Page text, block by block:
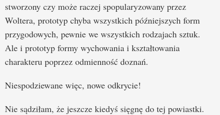
stworzony czy może raczej spopularyzowany przez
Woltera, prototyp chyba wszystkich późniejszych form
przygodowych, pewnie we wszystkich rodzajach sztuk.
Ale i prototyp formy wychowania i kształtowania
charakteru poprzez odmienność doznań.
Niespodziewane więc, nowe odkrycie!
Nie sądziłam, że jeszcze kiedyś sięgnę do tej powiastki.